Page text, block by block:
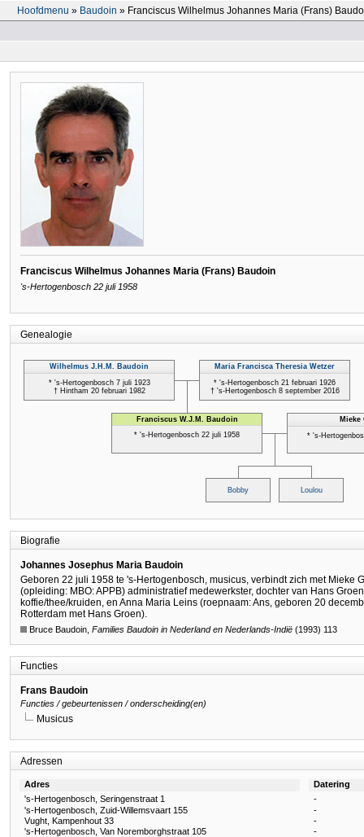
Hoofdmenu » Baudoin » Franciscus Wilhelmus Johannes Maria (Frans)
Franciscus Wilhelmus Johannes Maria (Frans) Baudoin
's-Hertogenbosch 22 juli 1958
Genealogie
Biografie
Johannes Josephus Maria Baudoin
Geboren 22 juli 1958 te 's-Hertogenbosch, musicus, verbindt zich met Mieke
(opleiding: MBO: APPB) administratief medewerkster, dochter van Hans
koffie/thee/kruiden, en Anna Maria Leins (roepnaam: Ans, geboren 20
Rotterdam met Hans Groen).
Bruce Baudoin, Families Baudoin in Nederland en Nederlands-Indië (1993) 113
Functies
Frans Baudoin
Functies / gebeurtenissen / onderscheiding(en)
Musicus
Adressen
Adres
Datering
's-Hertogenbosch, Seringenstraat 1
-
's-Hertogenbosch, Zuid-Willemsvaart 155
-
Vught, Kampenhout 33
-
's-Hertogenbosch, Van Noremborghstraat 105
-